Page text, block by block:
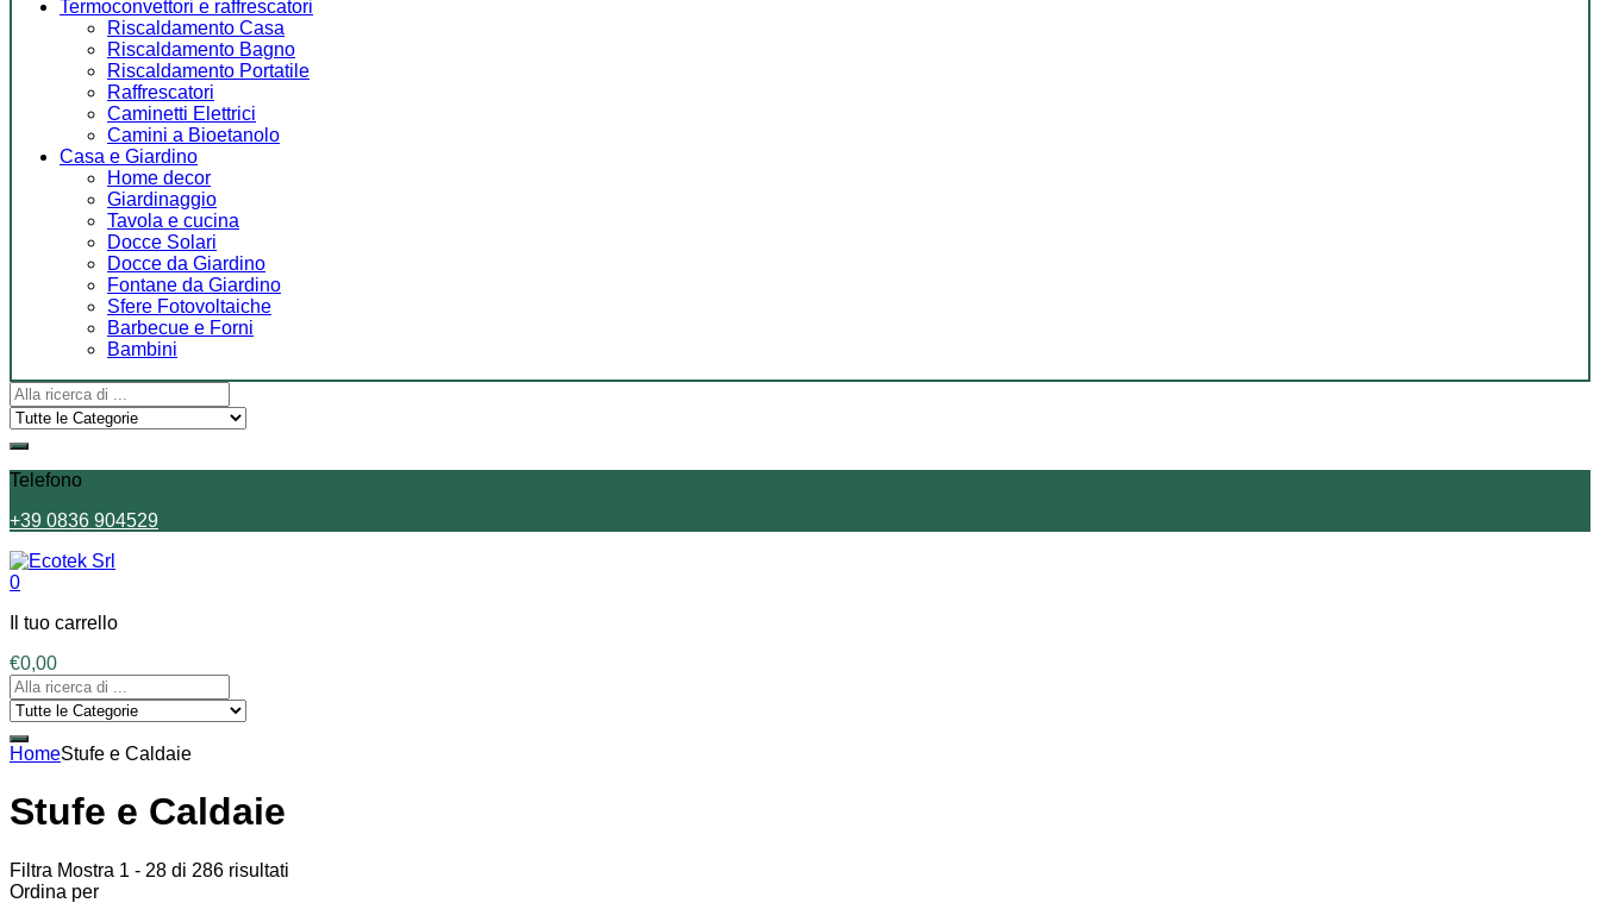
Termoconvettori e raffrescatori
Riscaldamento Casa
Riscaldamento Bagno
Riscaldamento Portatile
Raffrescatori
Caminetti Elettrici
Camini a Bioetanolo
Casa e Giardino
Home decor
Giardinaggio
Tavola e cucina
Docce Solari
Docce da Giardino
Fontane da Giardino
Sfere Fotovoltaiche
Barbecue e Forni
Bambini
Telefono
+39 0836 904529
0
Il tuo carrello
€0,00
HomeStufe e Caldaie
Stufe e Caldaie
Filtra Mostra 1 - 28 di 286 risultati
Ordina per